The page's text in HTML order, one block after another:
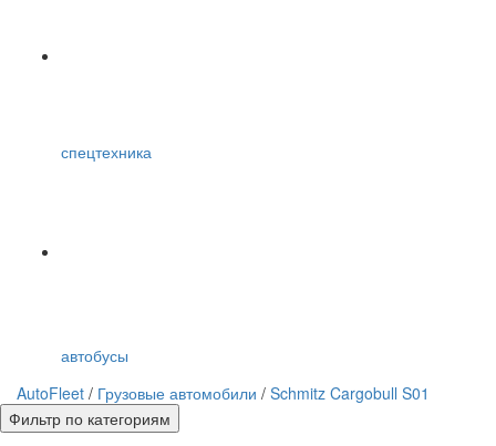
спецтехника
автобусы
AutoFleet / Грузовые автомобили / Schmitz Cargobull S01
Фильтр по категориям